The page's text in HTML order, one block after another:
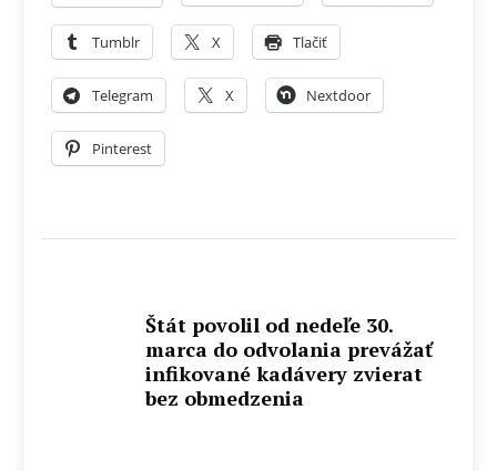
Tumblr X Tlačiť
Telegram X Nextdoor
Pinterest
Štát povolil od nedeľe 30.
marca do odvolania prevážať
infikované kadávery zvierat
bez obmedzenia